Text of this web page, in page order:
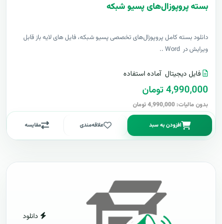
بسته پروپوزال‌های پسیو شبکه
دانلود بسته کامل پروپوزال‌های تخصصی پسیو شبکه، فایل های لایه باز قابل
ویرایش در Word ..
فایل دیجیتال آماده استفاده
4,990,000 تومان
بدون مالیات: 4,990,000 تومان
افزودن به سبد علاقه‌مندی مقایسه
دانلود